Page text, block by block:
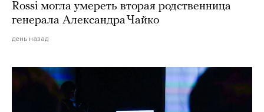
Rossi могла умереть вторая родственница
генерала Александра Чайко
день назад